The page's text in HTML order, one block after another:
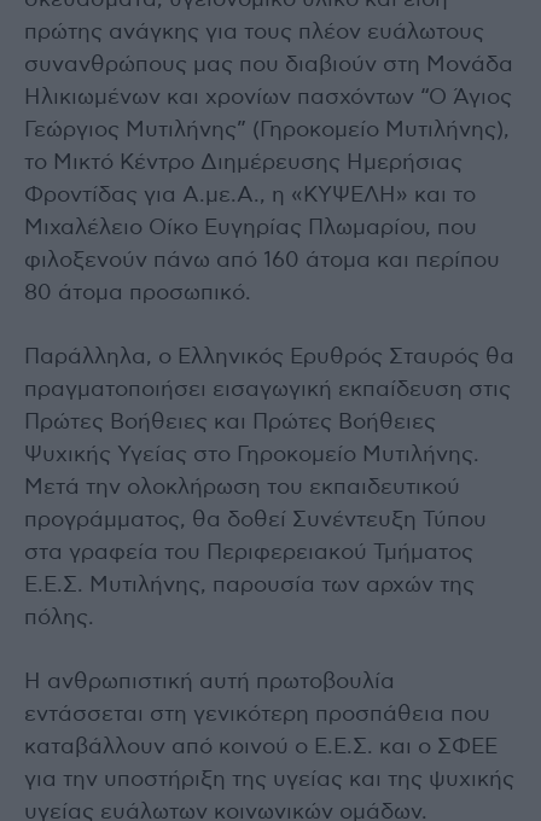
πρώτης ανάγκης για τους πλέον ευάλωτους
συνανθρώπους μας που διαβιούν στη Μονάδα
Ηλικιωμένων και χρονίων πασχόντων “Ο Άγιος
Γεώργιος Μυτιλήνης” (Γηροκομείο Μυτιλήνης),
το Μικτό Κέντρο Διημέρευσης Ημερήσιας
Φροντίδας για Α.με.Α., η «ΚΥΨΕΛΗ» και το
Μιχαλέλειο Οίκο Ευγηρίας Πλωμαρίου, που
φιλοξενούν πάνω από 160 άτομα και περίπου
80 άτομα προσωπικό.
Παράλληλα, ο Ελληνικός Ερυθρός Σταυρός θα
πραγματοποιήσει εισαγωγική εκπαίδευση στις
Πρώτες Βοήθειες και Πρώτες Βοήθειες
Ψυχικής Υγείας στο Γηροκομείο Μυτιλήνης.
Μετά την ολοκλήρωση του εκπαιδευτικού
προγράμματος, θα δοθεί Συνέντευξη Τύπου
στα γραφεία του Περιφερειακού Τμήματος
Ε.Ε.Σ. Μυτιλήνης, παρουσία των αρχών της
πόλης.
Η ανθρωπιστική αυτή πρωτοβουλία
εντάσσεται στη γενικότερη προσπάθεια που
καταβάλλουν από κοινού ο Ε.Ε.Σ. και ο ΣΦΕΕ
για την υποστήριξη της υγείας και της ψυχικής
υγείας ευάλωτων κοινωνικών ομάδων.